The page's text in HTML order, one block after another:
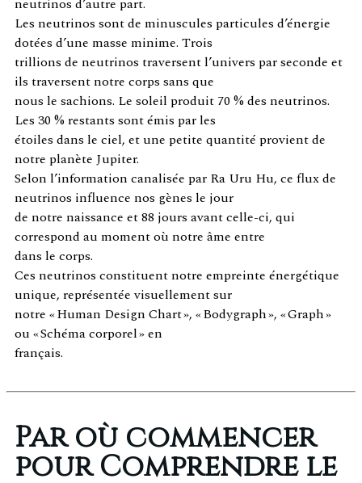
neutrinos d’autre part.
Les neutrinos sont de minuscules particules d’énergie
dotées d’une masse minime. Trois
trillions de neutrinos traversent l’univers par seconde et
ils traversent notre corps sans que
nous le sachions. Le soleil produit 70 % des neutrinos.
Les 30 % restants sont émis par les
étoiles dans le ciel, et une petite quantité provient de
notre planète Jupiter.
Selon l’information canalisée par Ra Uru Hu, ce flux de
neutrinos influence nos gènes le jour
de notre naissance et 88 jours avant celle-ci, qui
correspond au moment où notre âme entre
dans le corps.
Ces neutrinos constituent notre empreinte énergétique
unique, représentée visuellement sur
notre « Human Design Chart », « Bodygraph », « Graph »
ou « Schéma corporel » en
français.
Par où commencer
pour Comprendre le